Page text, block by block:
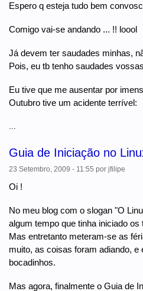
Espero q esteja tudo bem
Comigo vai-se andando ... !! loool
Já devem ter saudades minhas,
Pois, eu tb tenho saudades
Eu tive que me ausentar por
Outubro tive um acidente terrível:
...
Guia de Iniciação no
23 Setembro, 2009 - 11:55 por jfilipe
Oi !
No meu blog com o slogan "O
algum tempo que tinha iniciado os
Mas entretanto meteram-se as
muito, as coisas foram adiando, e
bocadinhos.
Mas agora, finalmente o Guia de